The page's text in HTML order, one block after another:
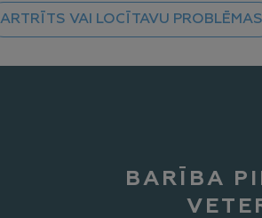
ARTRĪTS VAI LOCĪTAVU PROBLĒMAS
BARĪBA